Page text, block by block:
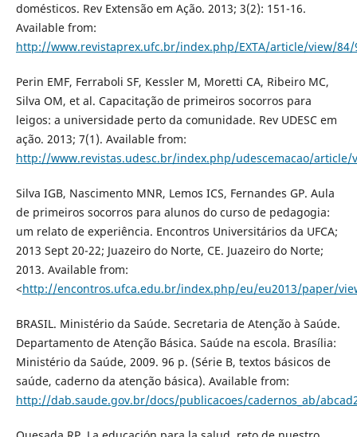
domésticos. Rev Extensão em Ação. 2013; 3(2): 151-16.
Available from:
http://www.revistaprex.ufc.br/index.php/EXTA/article/view/84/
Perin EMF, Ferraboli SF, Kessler M, Moretti CA, Ribeiro MC,
Silva OM, et al. Capacitação de primeiros socorros para
leigos: a universidade perto da comunidade. Rev UDESC em
ação. 2013; 7(1). Available from:
http://www.revistas.udesc.br/index.php/udescemacao/article/
Silva IGB, Nascimento MNR, Lemos ICS, Fernandes GP. Aula
de primeiros socorros para alunos do curso de pedagogia:
um relato de experiência. Encontros Universitários da UFCA;
2013 Sept 20-22; Juazeiro do Norte, CE. Juazeiro do Norte;
2013. Available from:
<http://encontros.ufca.edu.br/index.php/eu/eu2013/paper/
BRASIL. Ministério da Saúde. Secretaria de Atenção à Saúde.
Departamento de Atenção Básica. Saúde na escola. Brasília:
Ministério da Saúde, 2009. 96 p. (Série B, textos básicos de
saúde, caderno da atenção básica). Available from:
http://dab.saude.gov.br/docs/publicacoes/cadernos_ab/